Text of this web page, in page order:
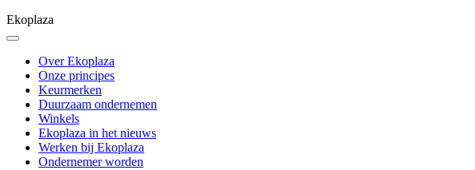
Ekoplaza
Over Ekoplaza
Onze principes
Keurmerken
Duurzaam ondernemen
Winkels
Ekoplaza in het nieuws
Werken bij Ekoplaza
Ondernemer worden